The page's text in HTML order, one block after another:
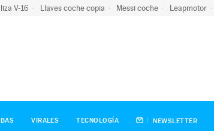
V-16 Llaves coche copia Messi coche Leapmotor
VIRALES TECNOLOGÍA NEWSLETTER